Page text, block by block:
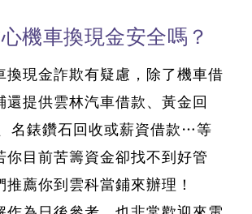
機車換現金安全嗎？
換現金詐欺有疑慮，除了機車借
還提供雲林汽車借款、黃金回
名錶鑽石回收或薪資借款…等
你目前苦籌資金卻找不到好管
薦你到雲科當鋪來辦理！